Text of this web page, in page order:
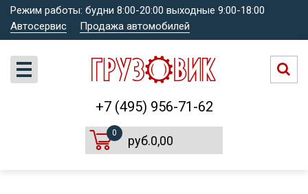
Режим работы: будни 8:00-20:00 выходные 9:00-18:00
Автосервис
Продажа автомобилей
+7 (495) 956-71-62
0
руб.0,00